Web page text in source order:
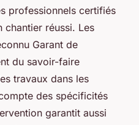
professionnels certifiés
chantier réussi. Les
Garant de
du savoir-faire
travaux dans les
des spécificités
garantit aussi